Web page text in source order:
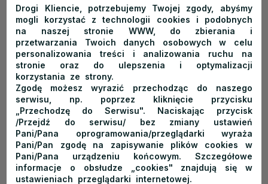
dawne wyposażenie góralskiego domu, a także obraz
nieznanego autora pt. „Zaśnięcie Matki Boskiej”.
Inne ciekaweatrakcje na trasie Velo Dunajecto zabytkowy
Dwór w Łopusznej koło Nowego Targu oraz gotycki,
drewniany Kościół Św. Michała Archanioła w Dębnie. Warto
odwiedzić także zaporowy zbiornik wodny na Dunajcu –
Jezioro Czorsztyńskie oraz Zamek „Dunajec” w Niedzicy.
Średniowieczna twierdza została wzniesiona w XIV wieku
przez Kokosza Berzewiczego, na jej terenie nakręcono wiele
filmów oraz seriali, w tym między innymi
Zemstę, Zwariowaną
Nocczy teżJanosika.
Drogi Kliencie, potrzebujemy Twojej zgody, abyśmy
mogli korzystać z technologii cookies i podobnych
na naszej stronie WWW, do zbierania i
przetwarzania Twoich danych osobowych w celu
personalizowania treści i analizowania ruchu na
stronie oraz do ulepszenia i optymalizacji
korzystania ze strony.
Zgodę możesz wyrazić przechodząc do naszego
serwisu, np. poprzez kliknięcie przycisku
„Przechodzę do Serwisu". Naciskając przycisk
/Przejdź do serwisu/ bez zmiany ustawień
Pani/Pana oprogramowania/przeglądarki wyraża
Pani/Pan zgodę na zapisywanie plików cookies w
Pani/Pana urządzeniu końcowym. Szczegółowe
informacje o obsłudze „cookies" znajdują się w
ustawieniach przeglądarki internetowej.